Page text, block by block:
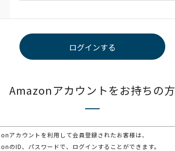
Amazonアカウントをお持ちの方
アカウントを利用して会員登録されたお客様は、
のID、パスワードで、ログインすることができます。